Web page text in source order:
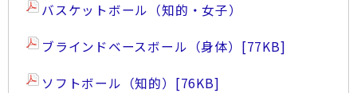
バスケットボール（知的・女子）
ブラインドベースボール（身体） [77KB]
ソフトボール（知的） [76KB]